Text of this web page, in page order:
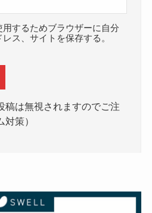
するためブラウザーに自分
ス、サイトを保存する。
稿は無視されますのでご注
策）